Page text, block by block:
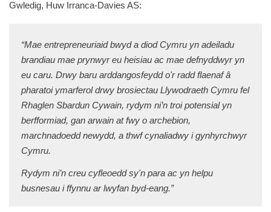
Gwledig, Huw Irranca-Davies AS:
“Mae entrepreneuriaid bwyd a diod Cymru yn adeiladu
brandiau mae prynwyr eu heisiau ac mae defnyddwyr yn
eu caru. Drwy baru arddangosfeydd o'r radd flaenaf â
pharatoi ymarferol drwy brosiectau Llywodraeth Cymru fel
Rhaglen Sbardun Cywain, rydym ni’n troi potensial yn
berfformiad, gan arwain at fwy o archebion,
marchnadoedd newydd, a thwf cynaliadwy i gynhyrchwyr
Cymru.
Rydym ni’n creu cyfleoedd sy'n para ac yn helpu
busnesau i ffynnu ar lwyfan byd-eang.”